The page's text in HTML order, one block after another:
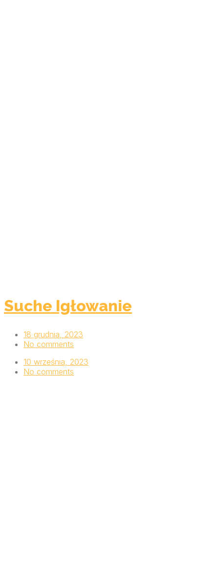
Suche Igłowanie
18 grudnia, 2023
No comments
10 września, 2023
No comments